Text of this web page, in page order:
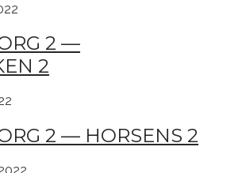
2 —
2
2 — HORSENS 2